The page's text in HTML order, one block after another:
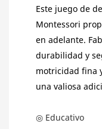
Este juego de
Montessori
en adelante.
durabilidad y
motricidad fina
una valiosa
◎ Educativo